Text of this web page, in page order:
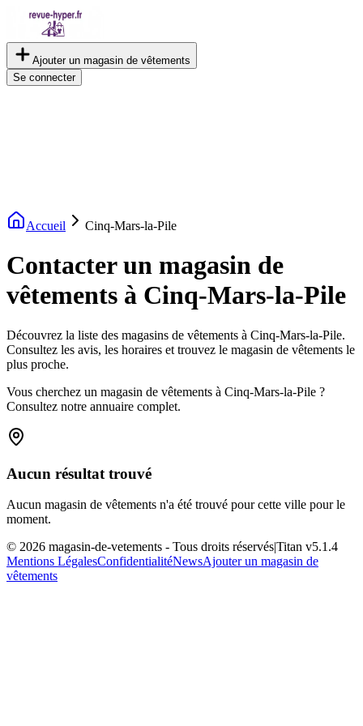
Ajouter un magasin de vêtements
Se connecter
Accueil Cinq-Mars-la-Pile
Contacter un magasin de
vêtements à Cinq-Mars-la-Pile
Découvrez la liste des magasins de vêtements à Cinq-Mars-la-Pile.
Consultez les avis, les horaires et trouvez le magasin de vêtements le
plus proche.
Vous cherchez un magasin de vêtements à Cinq-Mars-la-Pile ?
Consultez notre annuaire complet.
Aucun résultat trouvé
Aucun magasin de vêtements n'a été trouvé pour cette ville pour le
moment.
© 2026 magasin-de-vetements - Tous droits réservés|Titan v5.1.4
Mentions LégalesConfidentialitéNewsAjouter un magasin de
vêtements